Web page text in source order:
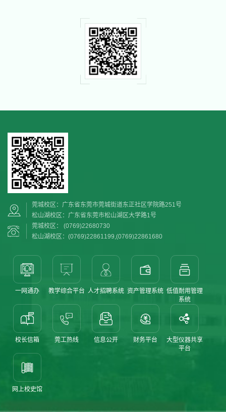
莞城校区：广东省东莞市莞城街道东正社区学院路251号
松山湖校区：广东省东莞市松山湖区大学路1号
莞城校区： (0769)22680730
松山湖校区：(0769)22861199,(0769)22861680
一网通办 教学综合平台 人才招聘系统 资产管理系统 低值耐用管理
系统
校长信箱 莞工热线 信息公开 财务平台
大型仪器共享
平台
网上校史馆